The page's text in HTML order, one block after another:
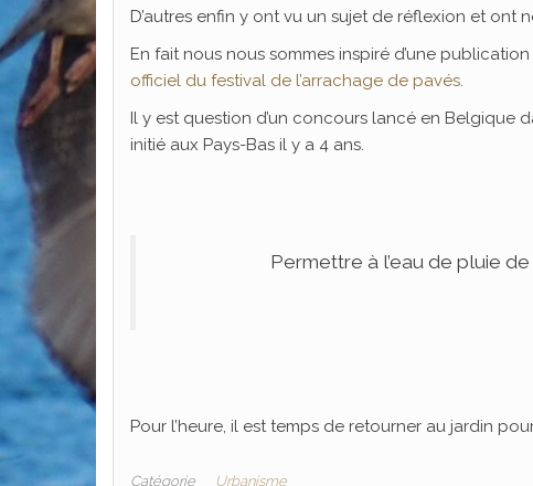
D’autres enfin y ont vu un sujet de réflexion et ont
En fait nous nous sommes inspiré d’une
officiel du festival de l’arrachage de pavés
Il y est question d’un concours lancé en
initié aux Pays-Bas il y a 4 ans.
Permettre à l’eau de pluie
Pour l’heure, il est temps de retourner au jardin
Catégorie Urbanisme